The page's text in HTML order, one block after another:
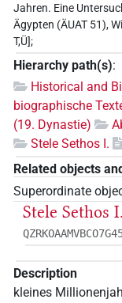
Jahren. Eine
Ägypten (ÄUAT 51),
T,Ü];
Hierarchy path(s):
Historical and
biographische
(19. Dynastie)
Stele Sethos I.
Related objects
Superordinate
Stele Sethos
Description
kleines